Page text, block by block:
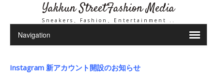
Yakkun StreetFashion Media
Sneakers、Fashion、Entertainment ..
Instagram 新アカウント開設のお知らせ